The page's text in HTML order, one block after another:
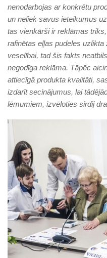
nenodarbojas ar konkrētu
un neliek savus ieteikumus
tas vienkārši ir reklāmas
rafinētas eļļas pudeles
veselībai, tad šis fakts
negodīga reklāma. Tāpēc
attiecīgā produkta kvalitāti,
izdarīt secinājumus, lai
lēmumiem, izvēloties sirdij